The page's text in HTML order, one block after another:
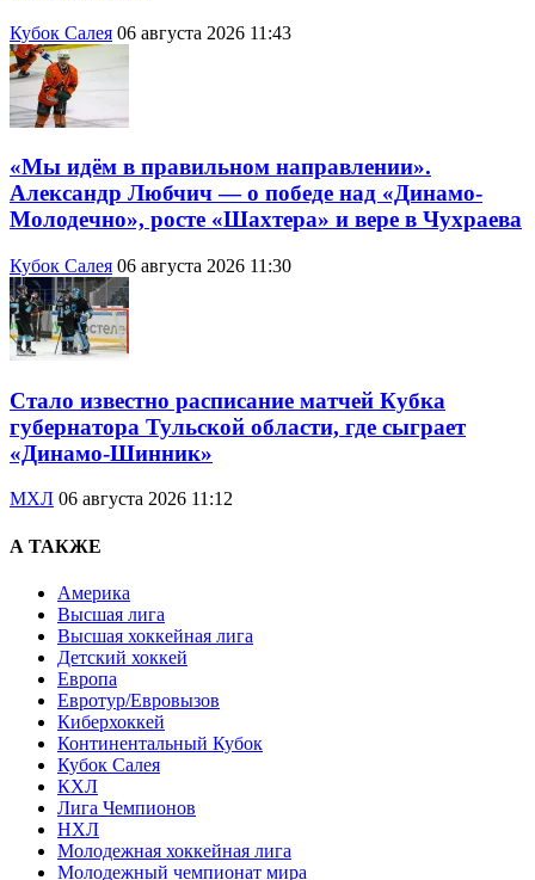
Кубок Салея 06 августа 2026 11:43
«Мы идём в правильном направлении».
Александр Любчич — о победе над «Динамо-
Молодечно», росте «Шахтера» и вере в Чухраева
Кубок Салея 06 августа 2026 11:30
Стало известно расписание матчей Кубка
губернатора Тульской области, где сыграет
«Динамо-Шинник»
МХЛ 06 августа 2026 11:12
А ТАКЖЕ
Америка
Высшая лига
Высшая хоккейная лига
Детский хоккей
Европа
Евротур/Евровызов
Киберхоккей
Континентальный Кубок
Кубок Салея
КХЛ
Лига Чемпионов
НХЛ
Молодежная хоккейная лига
Молодежный чемпионат мира